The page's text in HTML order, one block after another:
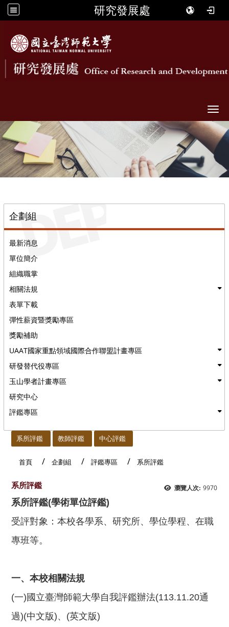
研究發展處
企劃組
最新消息
單位簡介
組織職掌
相關法規
表單下載
彈性薪資暨獎勵專區
獎勵補助
UAAT國家重點領域國際合作聯盟計畫專區
研發替代役專區
玉山學者計畫專區
研究中心
評鑑專區
系所評鑑 教師評鑑 中心評鑑
首頁 企劃組 評鑑專區 系所評鑑
瀏覽人次: 9970
系所評鑑
系所評鑑(學術單位評鑑)
受評對象：本校各學系、研究所、學位學程、在職
專班等。
一、本校相關法規
(一) 國立臺灣師範大學自我評鑑辦法(113.11.20通
過)(中文版)、(英文版)